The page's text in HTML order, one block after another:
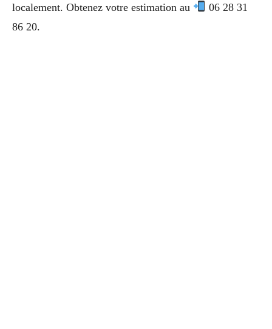
localement. Obtenez votre estimation au
06 28 31
86 20.